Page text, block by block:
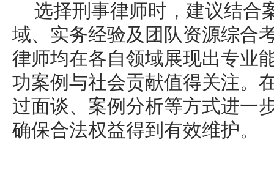
选择刑事律师时，建议结合
域、实务经验及团队资源综合
律师均在各自领域展现出专业
功案例与社会贡献值得关注。
过面谈、案例分析等方式进一
确保合法权益得到有效维护。